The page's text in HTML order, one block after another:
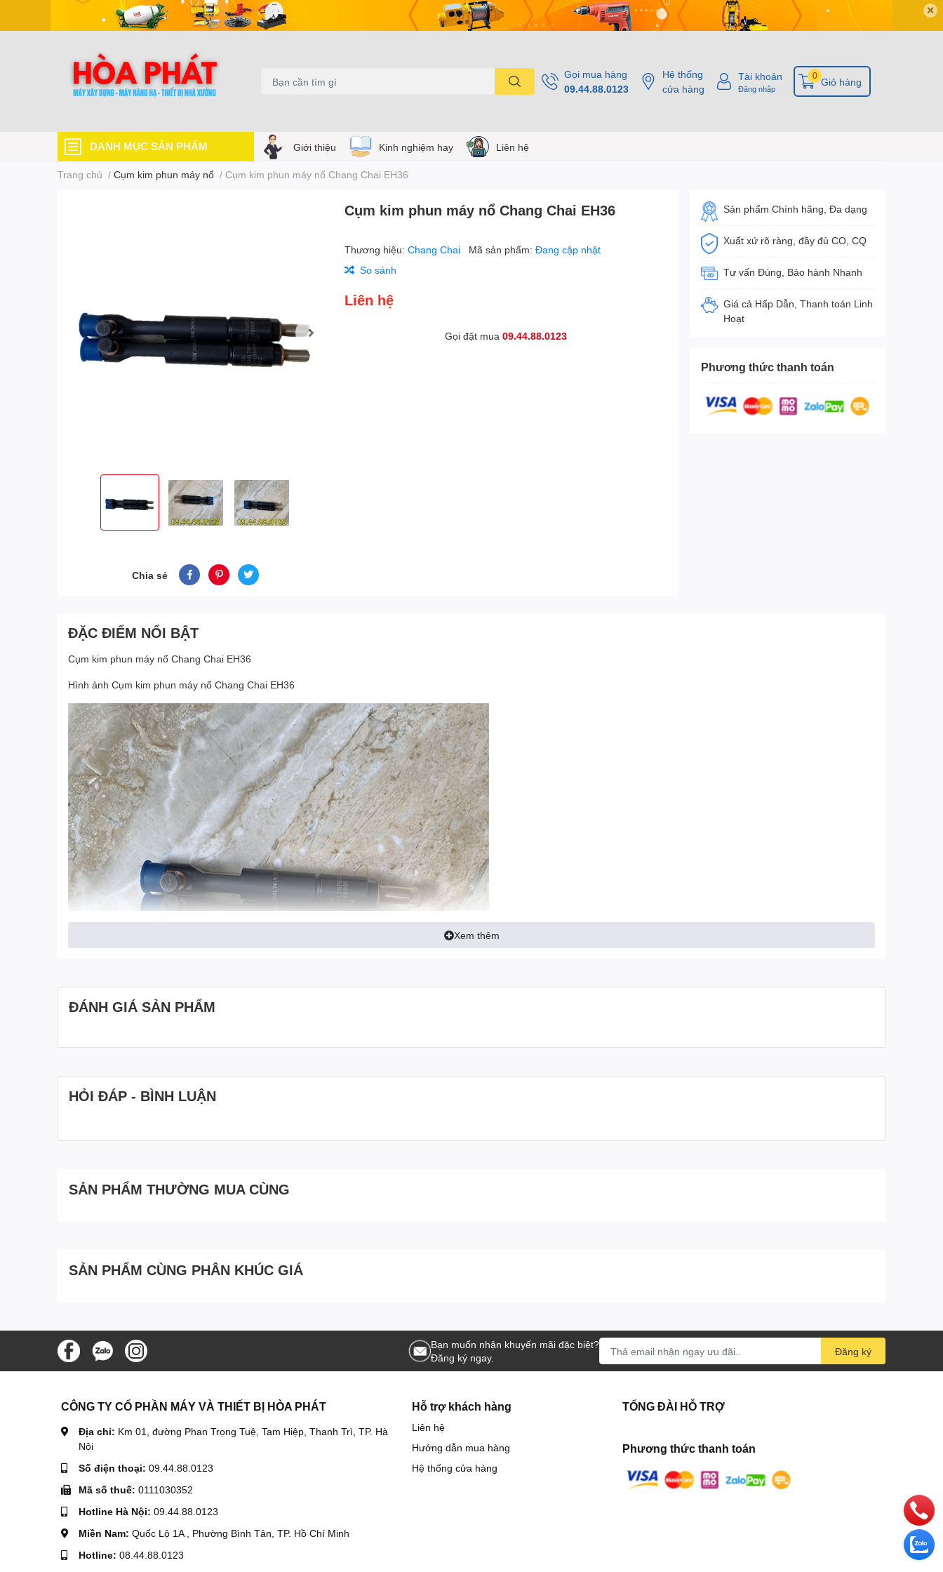
✕
Gọi mua hàng
09.44.88.0123
Hệ thống
cửa hàng
Tài khoản
Đăng nhập
Giỏ hàng
0
DANH MỤC SẢN PHẨM Giới thiệu Kinh nghiệm hay Liên hệ
Trang chủ / Cụm kim phun máy nổ / Cụm kim phun máy nổ Chang Chai EH36
Chia sẻ
Cụm kim phun máy nổ Chang Chai EH36
Thương hiệu:Chang Chai Mã sản phẩm:Đang cập nhật
So sánh
Liên hệ
Gọi đặt mua09.44.88.0123
Sản phẩm Chính hãng, Đa dạng
Xuất xứ rõ ràng, đầy đủ CO, CQ
Tư vấn Đúng, Bảo hành Nhanh
Giá cả Hấp Dẫn, Thanh toán Linh
Hoạt
Phương thức thanh toán
ĐẶC ĐIỂM NỔI BẬT
Cụm kim phun máy nổ Chang Chai EH36
Hình ảnh Cụm kim phun máy nổ Chang Chai EH36
Video Cụm kim phun máy nổ Chang Chai EH36
Xem thêm
ĐÁNH GIÁ SẢN PHẨM
HỎI ĐÁP - BÌNH LUẬN
SẢN PHẨM THƯỜNG MUA CÙNG
SẢN PHẨM CÙNG PHÂN KHÚC GIÁ
Bạn muốn nhận khuyến mãi đặc biệt?
Đăng ký ngay.
Đăng ký
CÔNG TY CỔ PHẦN MÁY VÀ THIẾT BỊ HÒA PHÁT
Địa chỉ: Km 01, đường Phan Trọng Tuệ, Tam Hiệp, Thanh Trì, TP. Hà
Nội
Số điện thoại: 09.44.88.0123
Mã số thuế: 0111030352
Hotline Hà Nội: 09.44.88.0123
Miền Nam: Quốc Lộ 1A , Phường Bình Tân, TP. Hồ Chí Minh
Hotline: 08.44.88.0123
Hỗ trợ khách hàng
Liên hệ
Hướng dẫn mua hàng
Hệ thống cửa hàng
TỔNG ĐÀI HỖ TRỢ
Phương thức thanh toán